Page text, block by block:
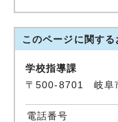
このページに関する
学校指導課
〒500-8701 岐阜
電話番号